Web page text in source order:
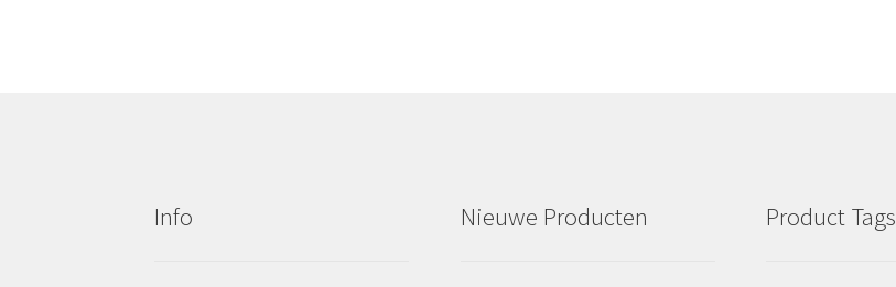
Info Nieuwe Producten Product Tags